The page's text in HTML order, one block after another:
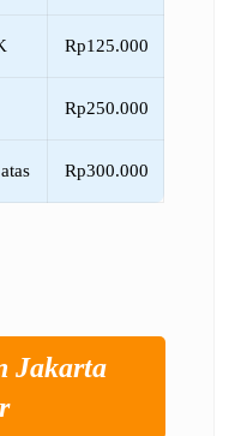
Rp125.000
Rp250.000
Rp300.000
Jakarta